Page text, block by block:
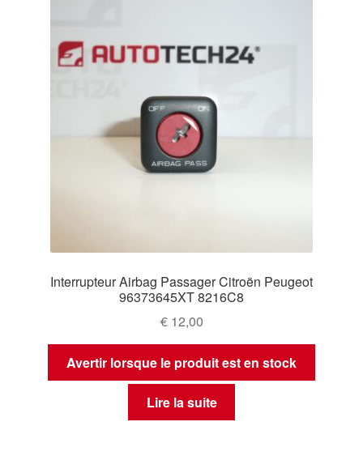
Interrupteur Airbag Passager Citroën Peugeot
96373645XT 8216C8
€12,00
Avertir lorsque le produit est en stock
Lire la suite